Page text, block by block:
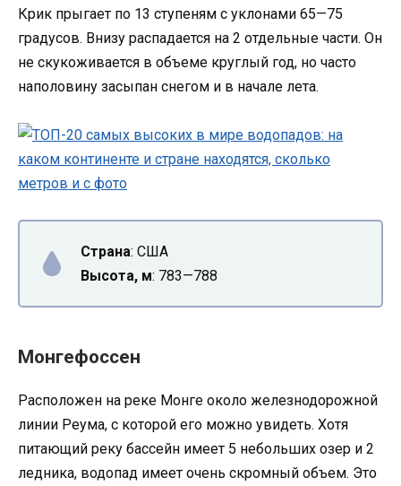
Крик прыгает по 13 ступеням с уклонами 65—75
градусов. Внизу распадается на 2 отдельные части. Он
не скукоживается в объеме круглый год, но часто
наполовину засыпан снегом и в начале лета.
Страна: США
Высота, м: 783—788
Монгефоссен
Расположен на реке Монге около железнодорожной
линии Реума, с которой его можно увидеть. Хотя
питающий реку бассейн имеет 5 небольших озер и 2
ледника, водопад имеет очень скромный объем. Это